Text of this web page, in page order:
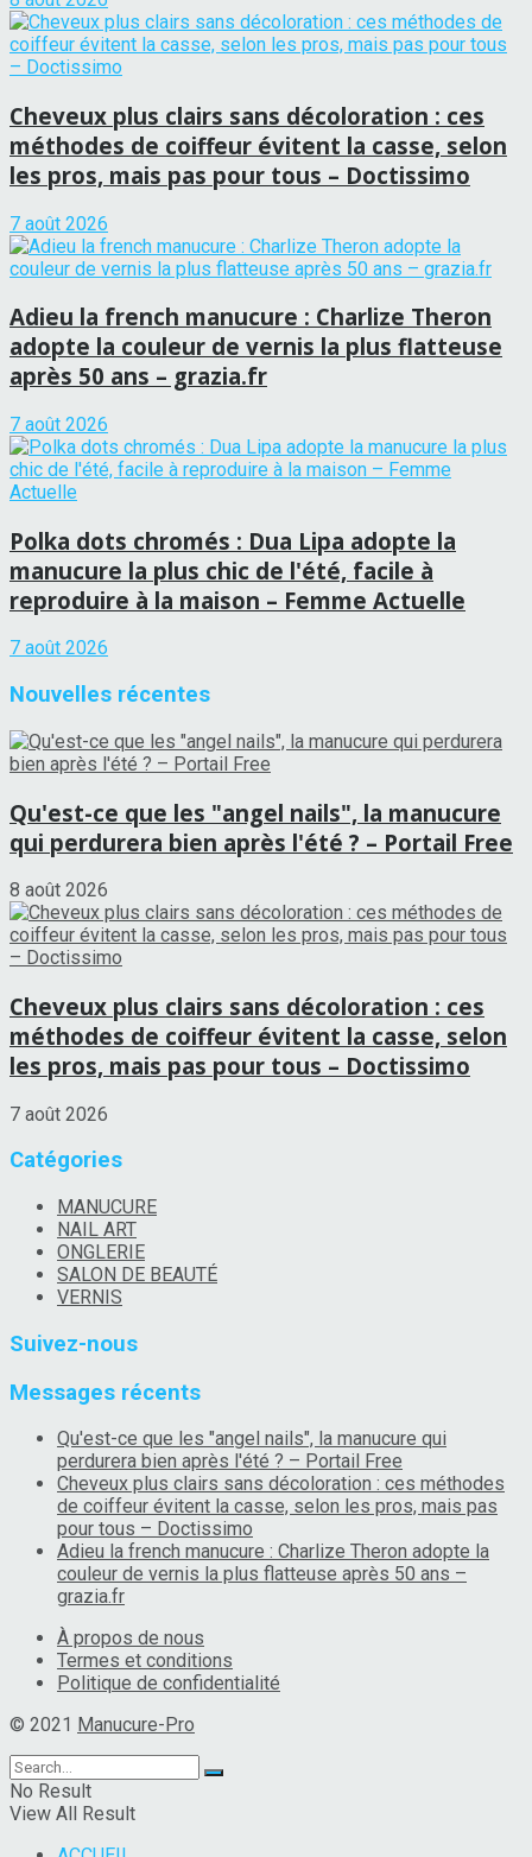
Cheveux plus clairs sans décoloration : ces
méthodes de coiffeur évitent la casse, selon
les pros, mais pas pour tous – Doctissimo
7 août 2026
Adieu la french manucure : Charlize Theron
adopte la couleur de vernis la plus flatteuse
après 50 ans – grazia.fr
7 août 2026
Polka dots chromés : Dua Lipa adopte la
manucure la plus chic de l'été, facile à
reproduire à la maison – Femme Actuelle
7 août 2026
Nouvelles récentes
Qu'est-ce que les "angel nails", la manucure
qui perdurera bien après l'été ? – Portail Free
8 août 2026
Cheveux plus clairs sans décoloration : ces
méthodes de coiffeur évitent la casse, selon
les pros, mais pas pour tous – Doctissimo
7 août 2026
Catégories
MANUCURE
NAIL ART
ONGLERIE
SALON DE BEAUTÉ
VERNIS
Suivez-nous
Messages récents
Qu'est-ce que les "angel nails", la manucure qui
perdurera bien après l'été ? – Portail Free
Cheveux plus clairs sans décoloration : ces méthodes
de coiffeur évitent la casse, selon les pros, mais pas
pour tous – Doctissimo
Adieu la french manucure : Charlize Theron adopte la
couleur de vernis la plus flatteuse après 50 ans –
grazia.fr
À propos de nous
Termes et conditions
Politique de confidentialité
© 2021 Manucure-Pro
No Result
View All Result